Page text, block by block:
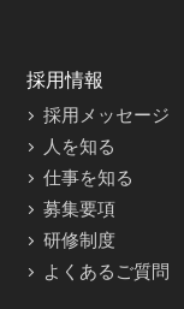
採用情報
採用メッセージ
人を知る
仕事を知る
募集要項
研修制度
よくあるご質問